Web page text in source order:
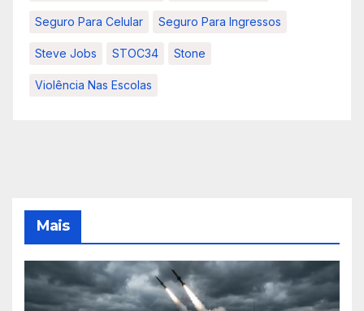
Seguro Para Celular Seguro Para Ingressos
Steve Jobs STOC34 Stone
Violência Nas Escolas
Mais